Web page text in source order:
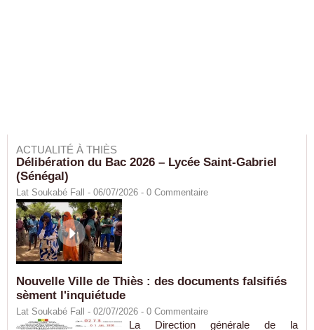
ACTUALITÉ À THIÈS
Délibération du Bac 2026 – Lycée Saint-Gabriel
(Sénégal)
Lat Soukabé Fall - 06/07/2026 - 0 Commentaire
Nouvelle Ville de Thiès : des documents falsifiés
sèment l'inquiétude
Lat Soukabé Fall - 02/07/2026 - 0 Commentaire
La Direction générale de la